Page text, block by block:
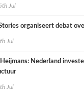
Jul
organiseert debat
Jul
Nederland
Jul